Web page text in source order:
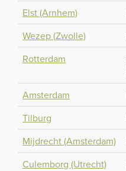
Elst (Arnhem)
Wezep (Zwolle)
Rotterdam
Amsterdam
Tilburg
Mijdrecht (Amsterdam)
Culemborg (Utrecht)